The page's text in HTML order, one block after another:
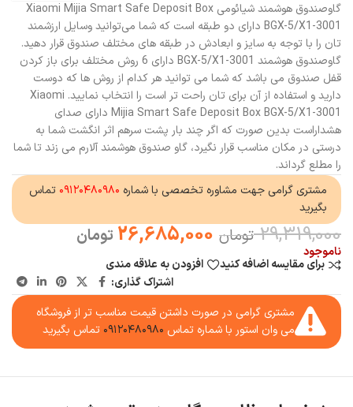
گاوصندوق هوشمند شیائومی Xiaomi Mijia Smart Safe Deposit Box
BGX-5/X1-3001 دارای دو طبقه است که شما می‌توانید وسایل ارزشمند
تان را با توجه به سایز و ابعادش در طبقه های مختلف صندوق قرار دهید.
گاوصندوق هوشمند BGX-5/X1-3001 دارای 6 روش مختلف برای باز کردن
قفل صندوق می باشد که شما می توانید هر کدام از روش ها که دوست
دارید و استفاده از آن برای تان راحت تر است را انتخاب نمایید. Xiaomi
Mijia Smart Safe Deposit Box BGX-5/X1-3001 دارای صدای
هشداراست بدین صورت که اگر چند بار پشت سرهم اثر انگشت شما به
درستی در مکان مناسب قرار نگیرد، گاو صندوق هوشمند آلارم می زند تا شما
را مطلع گرداند.
مشتری گرامی جهت مشاوره تخصصی با شماره ۰۹۱۲۰۴۸۰۹۸۰ تماس
بگیرید
29,319,000 تومان 26,685,000 تومان
ناموجود
برای مقایسه اضافه کنید
افزودن به علاقه مندی
اشتراک گذاری:
مشتری گرامی در صورت داشتن قیمت مناسب تر از فروشگاه
می وان استور با شماره تماس ۰۹۱۲۰۴۸۰۹۸۰ تماس بگیرید